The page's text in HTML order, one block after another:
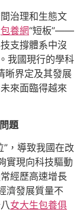
治理和生態文
包養網“短板”——
支撐體系中沒
我國現行的學科
晰界定及其發展
來面臨得越來
題
，導致我國在改
實現向科技驅動
經歷高速增長
濟發展質量不
女大生包養俱